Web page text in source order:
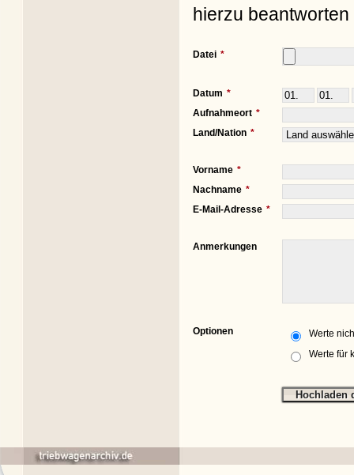
hierzu
Datei
Datum
Aufnahmeort
Land/Nation
Vorname
Nachname
E-Mail-Adresse
Anmerkungen
Optionen
Werte
Werte für